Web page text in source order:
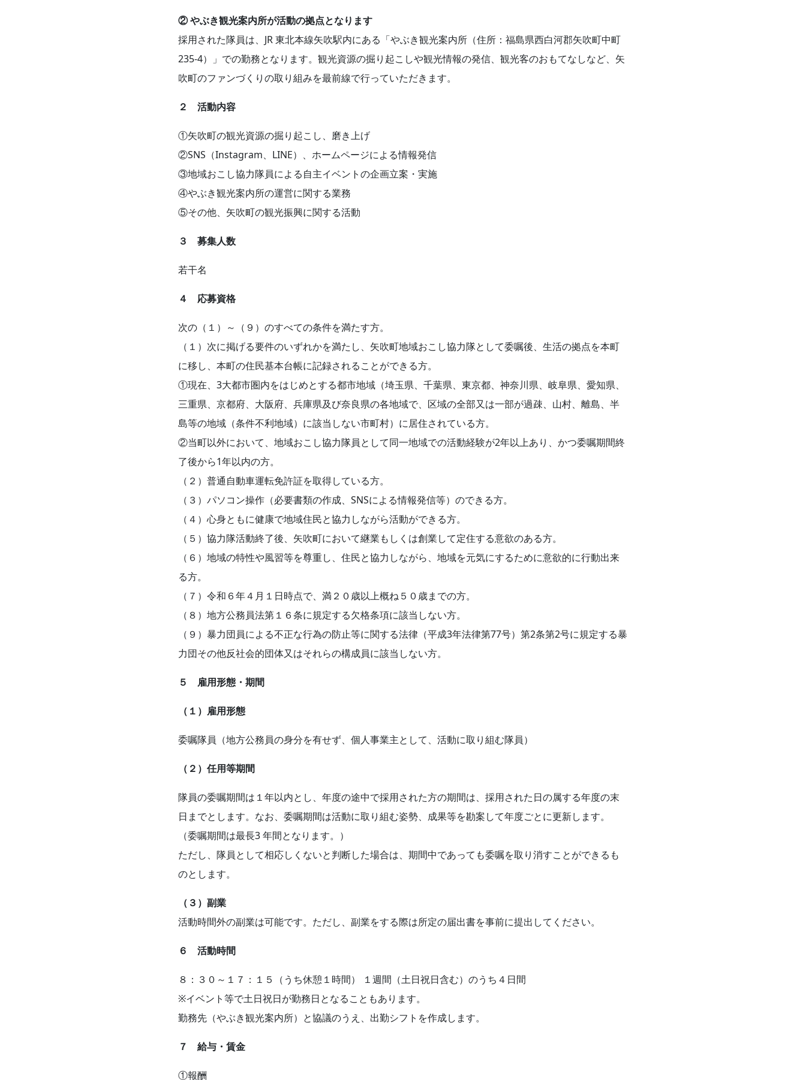
② やぶき観光案内所が活動の拠点となります
採用された隊員は、JR 東北本線矢吹駅内にある「やぶき観光案内所（住所：福島県西白河郡矢吹町中町
235-4）」での勤務となります。観光資源の掘り起こしや観光情報の発信、観光客のおもてなしなど、矢
吹町のファンづくりの取り組みを最前線で行っていただきます。
２ 活動内容
①矢吹町の観光資源の掘り起こし、磨き上げ
②SNS（Instagram、LINE）、ホームページによる情報発信
③地域おこし協力隊員による自主イベントの企画立案・実施
④やぶき観光案内所の運営に関する業務
⑤その他、矢吹町の観光振興に関する活動
３ 募集人数
若干名
４ 応募資格
次の（１）～（９）のすべての条件を満たす方。
（１）次に掲げる要件のいずれかを満たし、矢吹町地域おこし協力隊として委嘱後、生活の拠点を本町
に移し、本町の住民基本台帳に記録されることができる方。
①現在、3大都市圏内をはじめとする都市地域（埼玉県、千葉県、東京都、神奈川県、岐阜県、愛知県、
三重県、京都府、大阪府、兵庫県及び奈良県の各地域で、区域の全部又は一部が過疎、山村、離島、半
島等の地域（条件不利地域）に該当しない市町村）に居住されている方。
②当町以外において、地域おこし協力隊員として同一地域での活動経験が2年以上あり、かつ委嘱期間終
了後から1年以内の方。
（２）普通自動車運転免許証を取得している方。
（３）パソコン操作（必要書類の作成、SNSによる情報発信等）のできる方。
（４）心身ともに健康で地域住民と協力しながら活動ができる方。
（５）協力隊活動終了後、矢吹町において継業もしくは創業して定住する意欲のある方。
（６）地域の特性や風習等を尊重し、住民と協力しながら、地域を元気にするために意欲的に行動出来
る方。
（７）令和６年４月１日時点で、満２０歳以上概ね５０歳までの方。
（８）地方公務員法第１６条に規定する欠格条項に該当しない方。
（９）暴力団員による不正な行為の防止等に関する法律（平成3年法律第77号）第2条第2号に規定する暴
力団その他反社会的団体又はそれらの構成員に該当しない方。
５ 雇用形態・期間
（１）雇用形態
委嘱隊員（地方公務員の身分を有せず、個人事業主として、活動に取り組む隊員）
（２）任用等期間
隊員の委嘱期間は１年以内とし、年度の途中で採用された方の期間は、採用された日の属する年度の末
日までとします。なお、委嘱期間は活動に取り組む姿勢、成果等を勘案して年度ごとに更新します。
（委嘱期間は最⾧3 年間となります。）
ただし、隊員として相応しくないと判断した場合は、期間中であっても委嘱を取り消すことができるも
のとします。
（３）副業
活動時間外の副業は可能です。ただし、副業をする際は所定の届出書を事前に提出してください。
６ 活動時間
８：３０～１７：１５（うち休憩１時間） １週間（土日祝日含む）のうち４日間
※イベント等で土日祝日が勤務日となることもあります。
勤務先（やぶき観光案内所）と協議のうえ、出勤シフトを作成します。
７ 給与・賃金
①報酬